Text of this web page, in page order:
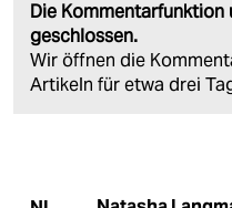
Die
geschlossen.
Wir öffnen die
Artikeln für etwa drei